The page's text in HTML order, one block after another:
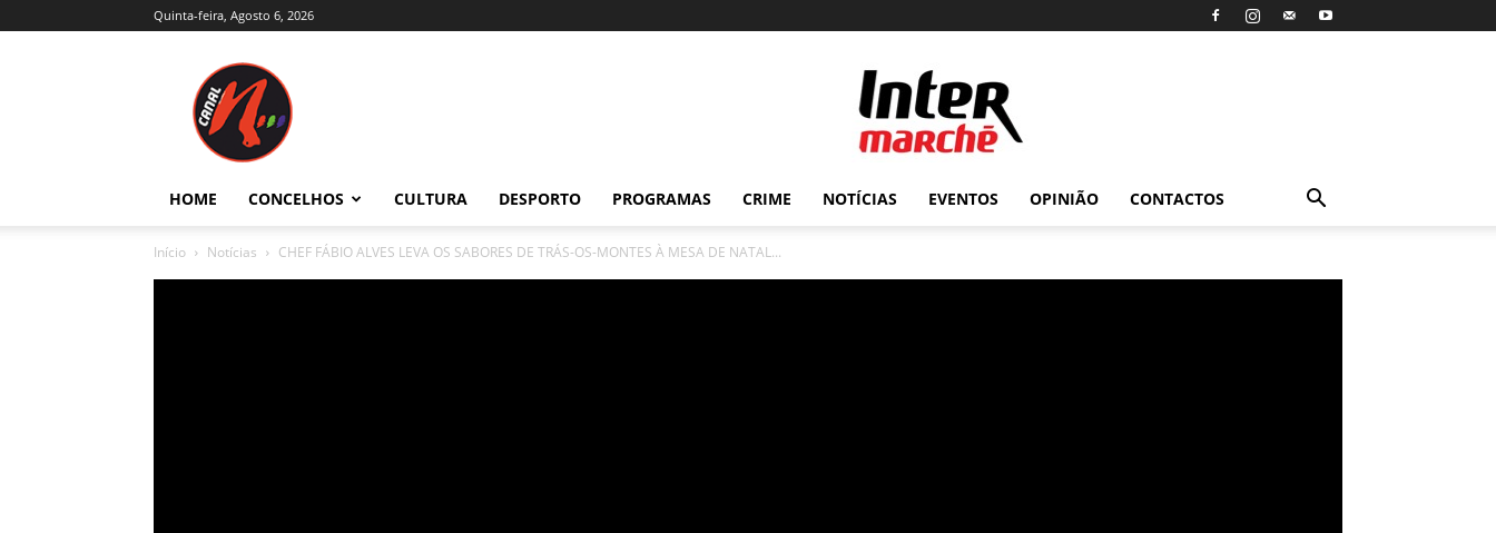
Quinta-feira, Agosto 6, 2026
Trás-
e
Alto
HOME CONCELHOS CULTURA DESPORTO PROGRAMAS CRIME NOTÍCIAS EVENTOS OPINIÃO CONTACTOS
Início Notícias CHEF FÁBIO ALVES LEVA OS SABORES DE TRÁS-OS-MONTES À MESA DE NATAL...